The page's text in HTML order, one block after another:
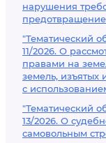
нарушения
"Тематический
11/2026. О
правами на
земель, изъятых
с
"Тематический
13/2026. О
самовольным